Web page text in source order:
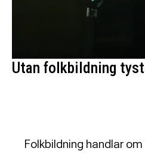
Utan folkbildning
Folkbildning handlar